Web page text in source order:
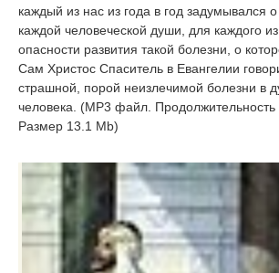
каждый из нас из года в год задумывался
каждой человеческой души, для каждого
опасности развития такой болезни, о
Сам Христос Спаситель в Евангелии
страшной, порой неизлечимой болезни в
человека. (MP3 файл. Продолжительность
Размер 13.1 Mb)